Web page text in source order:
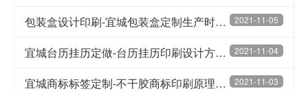
2021-11-05
包装盒设计印刷-宜城包装盒定制生产时的注意事项
2021-11-04
宜城台历挂历定做-台历挂历印刷设计方面的注意事项
2021-11-03
宜城商标标签定制-不干胶商标印刷原理及工艺流程